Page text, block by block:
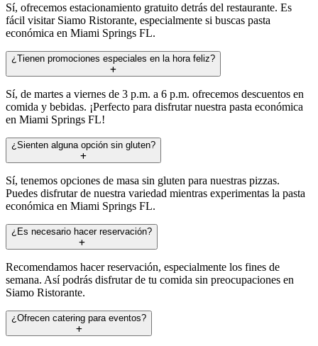
Sí, ofrecemos estacionamiento gratuito detrás del restaurante. Es
fácil visitar Siamo Ristorante, especialmente si buscas pasta
económica en Miami Springs FL.
¿Tienen promociones especiales en la hora feliz?
Sí, de martes a viernes de 3 p.m. a 6 p.m. ofrecemos descuentos en
comida y bebidas. ¡Perfecto para disfrutar nuestra pasta económica
en Miami Springs FL!
¿Sienten alguna opción sin gluten?
Sí, tenemos opciones de masa sin gluten para nuestras pizzas.
Puedes disfrutar de nuestra variedad mientras experimentas la pasta
económica en Miami Springs FL.
¿Es necesario hacer reservación?
Recomendamos hacer reservación, especialmente los fines de
semana. Así podrás disfrutar de tu comida sin preocupaciones en
Siamo Ristorante.
¿Ofrecen catering para eventos?